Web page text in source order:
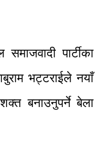
पार्टीका
भट्टराईले नयाँ
बनाउनुपर्ने बेला